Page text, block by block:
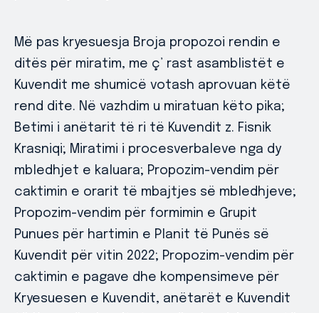
Më pas kryesuesja Broja propozoi rendin e
ditës për miratim, me ç’ rast asamblistët e
Kuvendit me shumicë votash aprovuan këtë
rend dite. Në vazhdim u miratuan këto pika;
Betimi i anëtarit të ri të Kuvendit z. Fisnik
Krasniqi; Miratimi i procesverbaleve nga dy
mbledhjet e kaluara; Propozim-vendim për
caktimin e orarit të mbajtjes së mbledhjeve;
Propozim-vendim për formimin e Grupit
Punues për hartimin e Planit të Punës së
Kuvendit për vitin 2022; Propozim-vendim për
caktimin e pagave dhe kompensimeve për
Kryesuesen e Kuvendit, anëtarët e Kuvendit